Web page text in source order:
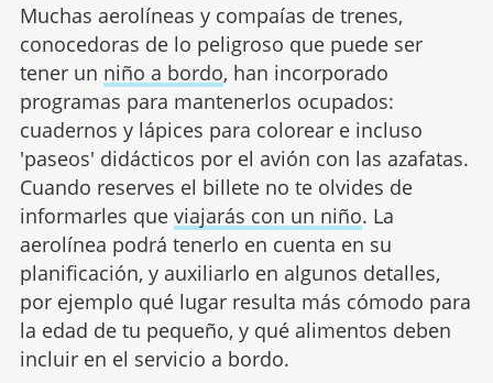
Muchas aerolíneas y compaías de trenes,
conocedoras de lo peligroso que puede ser
tener un niño a bordo, han incorporado
programas para mantenerlos ocupados:
cuadernos y lápices para colorear e incluso
'paseos' didácticos por el avión con las azafatas.
Cuando reserves el billete no te olvides de
informarles que viajarás con un niño. La
aerolínea podrá tenerlo en cuenta en su
planificación, y auxiliarlo en algunos detalles,
por ejemplo qué lugar resulta más cómodo para
la edad de tu pequeño, y qué alimentos deben
incluir en el servicio a bordo.